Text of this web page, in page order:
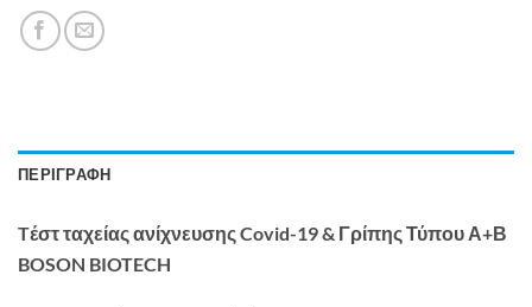
ΠΕΡΙΓΡΑΦΉ
Tέστ ταχείας ανίχνευσης Covid-19 & Γρίπης Τύπου Α+Β
BOSON BIOTECH